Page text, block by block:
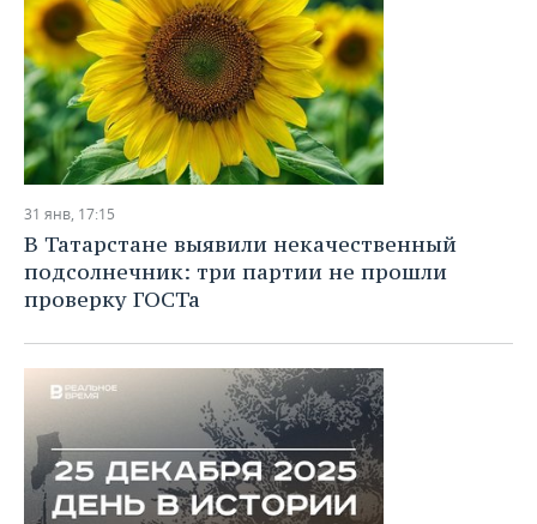
31 янв, 17:15
В Татарстане выявили некачественный
подсолнечник: три партии не прошли
проверку ГОСТа